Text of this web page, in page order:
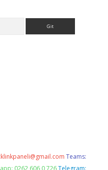
Teams:
0262 606 0 726 Telegram: